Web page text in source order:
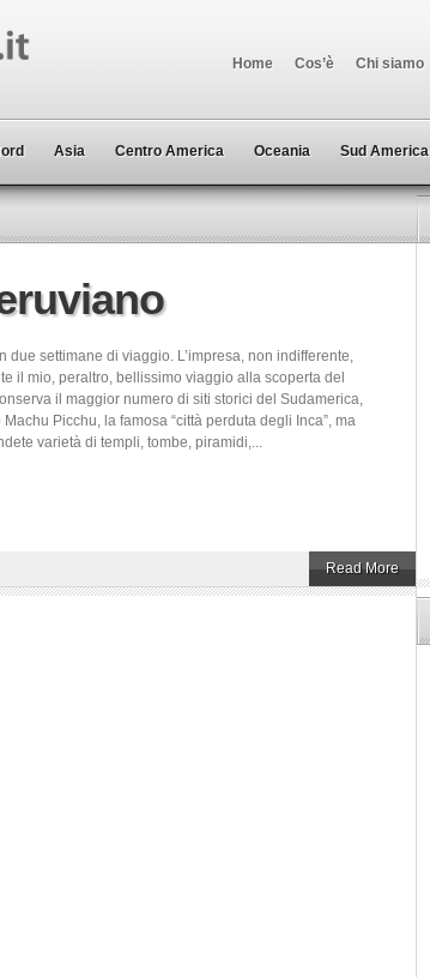
Home Cos’è Chi siamo
Asia Centro America Oceania Sud America
due settimane di viaggio. L’impresa, non indifferente,
il mio, peraltro, bellissimo viaggio alla scoperta del
il maggior numero di siti storici del Sudamerica,
Picchu, la famosa “città perduta degli Inca”, ma
varietà di templi, tombe, piramidi,...
Read More